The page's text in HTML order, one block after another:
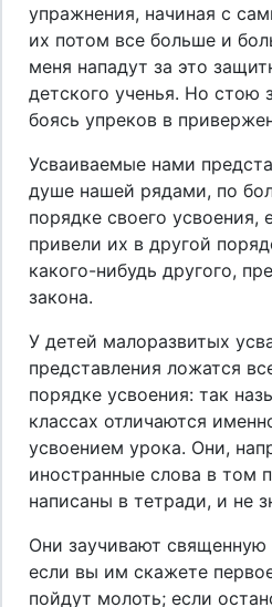
упражнения, начиная с
их потом все больше и
меня нападут за это
детского ученья. Но стою
боясь упреков в
Усваиваемые нами
душе нашей рядами, по
порядке своего усвоения,
привели их в другой
какого-нибудь другого,
закона.
У детей малоразвитых
представления ложатся
порядке усвоения: так
классах отличаются
усвоением урока. Они,
иностранные слова в том
написаны в тетради, и не
Они заучивают священную
если вы им скажете
пойдут молоть; если